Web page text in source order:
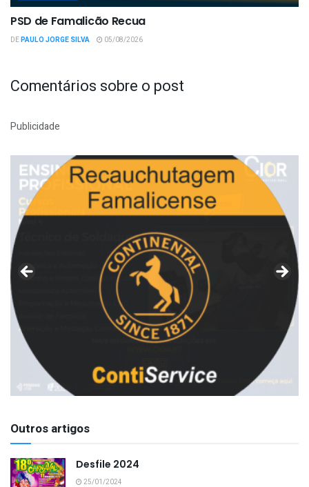
PSD de Famalicão Recua
DEPAULO JORGE SILVA 05/08/2026
Comentários sobre o post
Publicidade
Outros artigos
Desfile 2024
25/01/2024